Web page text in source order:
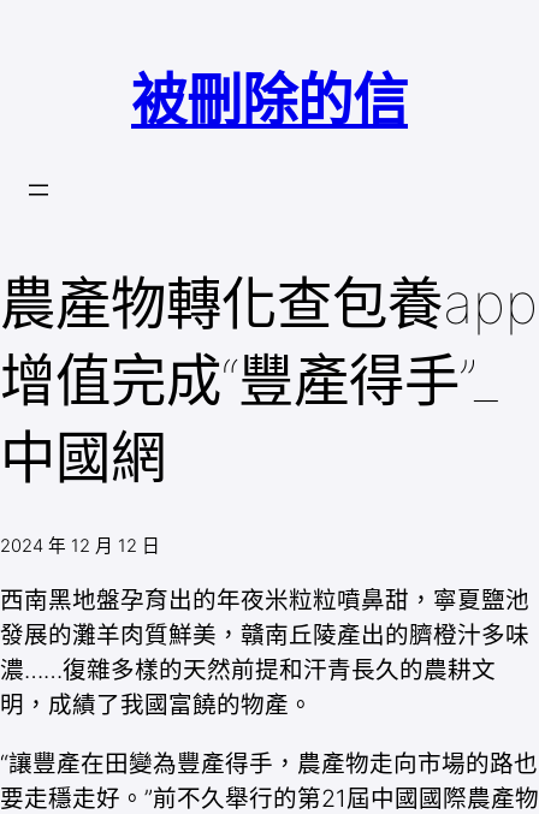
被刪除的信
農產物轉化查包養app
增值完成“豐產得手”_
中國網
2024 年 12 月 12 日
西南黑地盤孕育出的年夜米粒粒噴鼻甜，寧夏鹽池
發展的灘羊肉質鮮美，贛南丘陵產出的臍橙汁多味
濃……復雜多樣的天然前提和汗青長久的農耕文
明，成績了我國富饒的物產。
“讓豐產在田變為豐產得手，農產物走向市場的路也
要走穩走好。”前不久舉行的第21屆中國國際農產物